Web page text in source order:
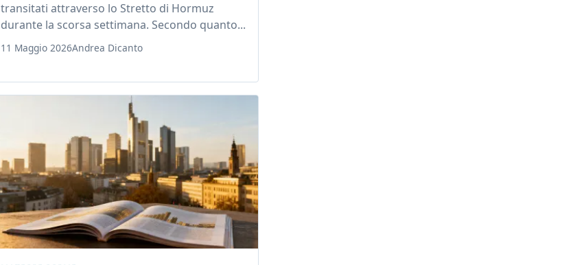
transitati attraverso lo Stretto di Hormuz
durante la scorsa settimana. Secondo quanto...
11 Maggio 2026Andrea Dicanto